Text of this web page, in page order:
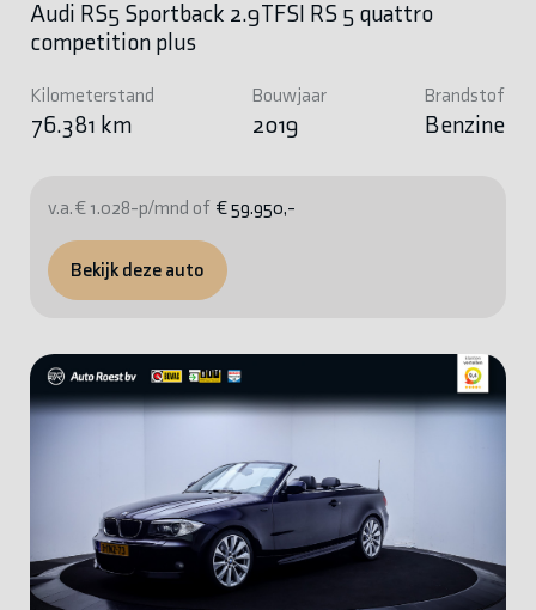
Audi RS5 Sportback 2.9TFSI RS 5 quattro
competition plus
Kilometerstand
76.381 km
Bouwjaar
2019
Brandstof
Benzine
v.a. € 1.028-p/mnd of € 59.950,-
Bekijk deze auto